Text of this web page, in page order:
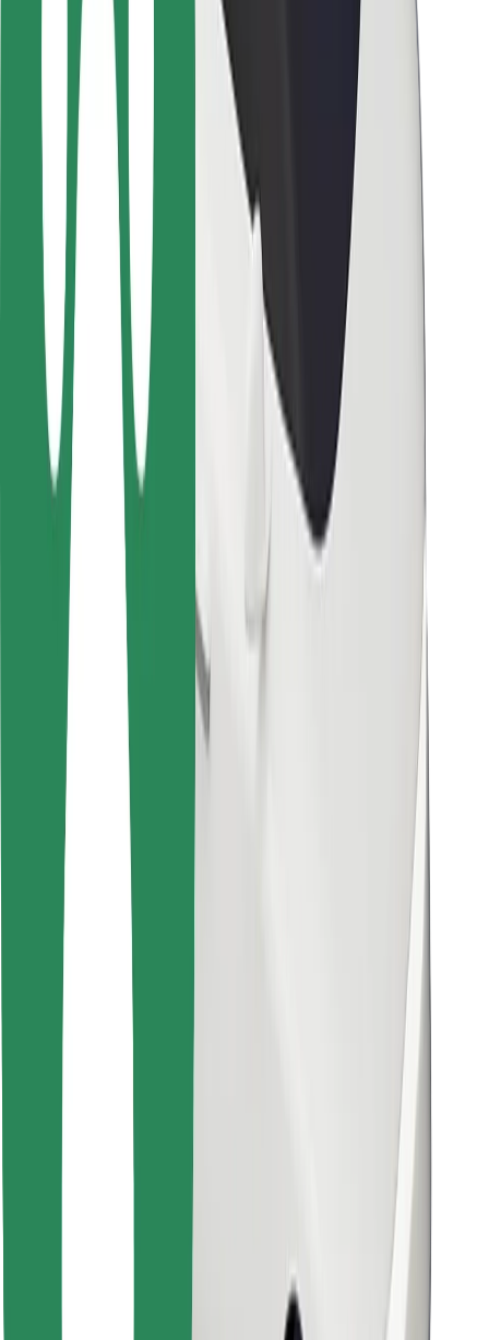
เมือง
ตำแหน่ง
ทางแก้ปัญหาภายในเมือง
สนามบิน
แท่นชาร์จของ Bolt
การสนับสนุน
สำหรับผู้โดยสาร
สำหรับคนขับ
สำหรับพนักงานส่งของ
Bolt Food
สำหรับเจ้าของฟลีท
สำหรับร้านอาหาร
อื่น ๆ
ซัพพลายเออร์
ข้อกำหนด และเงื่อนไข
คุกกี้